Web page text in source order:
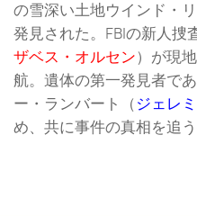
の雪深い土地ウインド・
発見された。FBIの新人捜
ザベス・オルセン ）が現
航。遺体の第一発見者で
ー・ランバート（ ジェレ
め、共に事件の真相を追